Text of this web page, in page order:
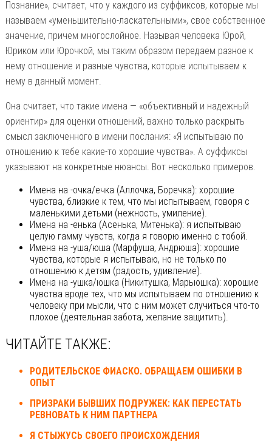
Познание», считает, что у каждого из суффиксов, которые мы
называем «уменьшительно-ласкательными», свое собственное
значение, причем многослойное. Называя человека Юрой,
Юриком или Юрочкой, мы таким образом передаем разное к
нему отношение и разные чувства, которые испытываем к
нему в данный момент.
Она считает, что такие имена — «объективный и надежный
ориентир» для оценки отношений, важно только раскрыть
смысл заключенного в имени послания: «Я испытываю по
отношению к тебе какие-то хорошие чувства». А суффиксы
указывают на конкретные нюансы. Вот несколько примеров.
Имена на -очка/ечка (Аллочка, Боречка): хорошие
чувства, близкие к тем, что мы испытываем, говоря с
маленькими детьми (нежность, умиление).
Имена на -енька (Асенька, Митенька): я испытываю
целую гамму чувств, когда я говорю именно с тобой.
Имена на -уша/юша (Марфуша, Андрюша): хорошие
чувства, которые я испытываю, но не только по
отношению к детям (радость, удивление).
Имена на -ушка/юшка (Никитушка, Марьюшка): хорошие
чувства вроде тех, что мы испытываем по отношению к
человеку при мысли, что с ним может случиться что-то
плохое (деятельная забота, желание защитить).
ЧИТАЙТЕ ТАКЖЕ:
РОДИТЕЛЬСКОЕ ФИАСКО. ОБРАЩАЕМ ОШИБКИ В
ОПЫТ
ПРИЗРАКИ БЫВШИХ ПОДРУЖЕК: КАК ПЕРЕСТАТЬ
РЕВНОВАТЬ К НИМ ПАРТНЕРА
Я СТЫЖУСЬ СВОЕГО ПРОИСХОЖДЕНИЯ